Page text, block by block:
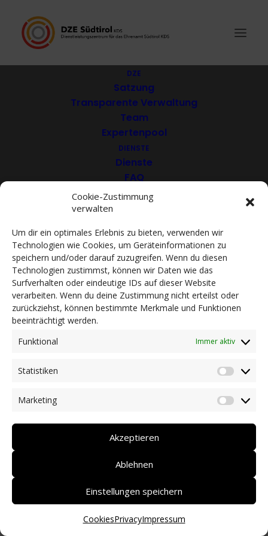
Cookie-Zustimmung
verwalten
Um dir ein optimales Erlebnis zu bieten, verwenden wir
Technologien wie Cookies, um Geräteinformationen zu
speichern und/oder darauf zuzugreifen. Wenn du diesen
Technologien zustimmst, können wir Daten wie das
Surfverhalten oder eindeutige IDs auf dieser Website
verarbeiten. Wenn du deine Zustimmung nicht erteilst oder
zurückziehst, können bestimmte Merkmale und Funktionen
beeinträchtigt werden.
Funktional
Immer aktiv
Statistiken
Marketing
Akzeptieren
Ablehnen
Einstellungen speichern
CookiesPrivacyImpressum
DZE
Satzung
Transparente Verwaltung
Team
Expertenpool
DIENSTE
Dienste
FAQ
Download
Mitglied werden
ACADEMY
VIDEOTHEK
NEWS
Dringlichkeitsmaßnahmen und aktuelle Informationen
Coronakrise: Hilfsangebote unserer Mitglieder
Initiativen unserer Mitglieder/Partner
DEUTSCH
Kultur und
Heimatpflege Etschtal